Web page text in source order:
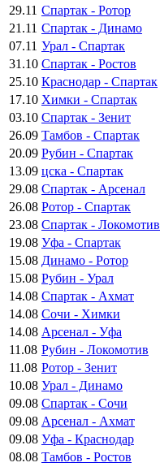
29.11 Спартак - Ротор
21.11 Спартак - Динамо
07.11 Урал - Спартак
31.10 Спартак - Ростов
25.10 Краснодар - Спартак
17.10 Химки - Спартак
03.10 Спартак - Зенит
26.09 Тамбов - Спартак
20.09 Рубин - Спартак
13.09 цска - Спартак
29.08 Спартак - Арсенал
26.08 Ротор - Спартак
23.08 Спартак - Локомотив
19.08 Уфа - Спартак
15.08 Динамо - Ротор
15.08 Рубин - Урал
14.08 Спартак - Ахмат
14.08 Сочи - Химки
14.08 Арсенал - Уфа
11.08 Рубин - Локомотив
11.08 Ротор - Зенит
10.08 Урал - Динамо
09.08 Спартак - Сочи
09.08 Арсенал - Ахмат
09.08 Уфа - Краснодар
08.08 Тамбов - Ростов